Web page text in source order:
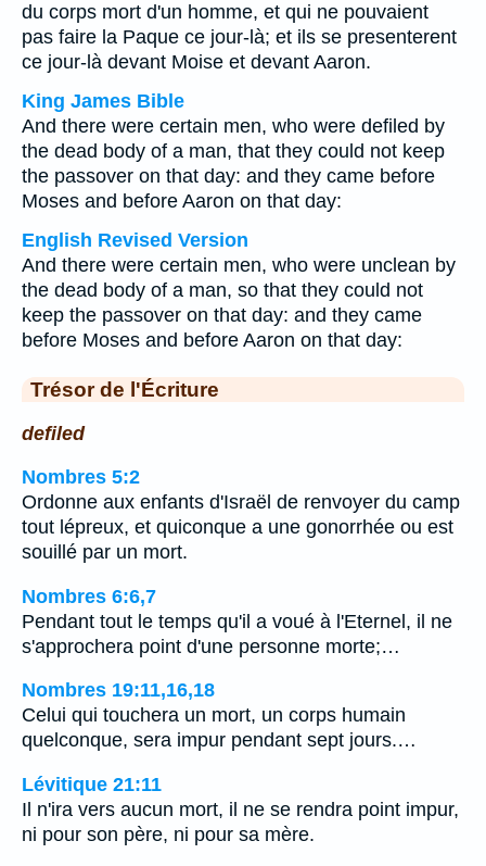
du corps mort d'un homme, et qui ne pouvaient
pas faire la Paque ce jour-là; et ils se presenterent
ce jour-là devant Moise et devant Aaron.
King James Bible
And there were certain men, who were defiled by
the dead body of a man, that they could not keep
the passover on that day: and they came before
Moses and before Aaron on that day:
English Revised Version
And there were certain men, who were unclean by
the dead body of a man, so that they could not
keep the passover on that day: and they came
before Moses and before Aaron on that day:
Trésor de l'Écriture
defiled
Nombres 5:2
Ordonne aux enfants d'Israël de renvoyer du camp
tout lépreux, et quiconque a une gonorrhée ou est
souillé par un mort.
Nombres 6:6,7
Pendant tout le temps qu'il a voué à l'Eternel, il ne
s'approchera point d'une personne morte;…
Nombres 19:11,16,18
Celui qui touchera un mort, un corps humain
quelconque, sera impur pendant sept jours.…
Lévitique 21:11
Il n'ira vers aucun mort, il ne se rendra point impur,
ni pour son père, ni pour sa mère.